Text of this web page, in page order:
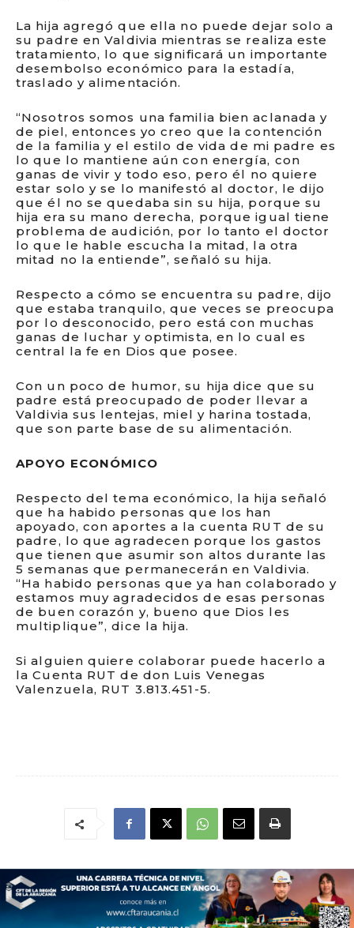
La hija agregó que ella no puede dejar solo a
su padre en Valdivia mientras se realiza este
tratamiento, lo que significará un importante
desembolso económico para la estadía,
traslado y alimentación.
“Nosotros somos una familia bien aclanada y
de piel, entonces yo creo que la contención
de la familia y el estilo de vida de mi padre es
lo que lo mantiene aún con energía, con
ganas de vivir y todo eso, pero él no quiere
estar solo y se lo manifestó al doctor, le dijo
que él no se quedaba sin su hija, porque su
hija era su mano derecha, porque igual tiene
problema de audición, por lo tanto el doctor
lo que le hable escucha la mitad, la otra
mitad no la entiende”, señaló su hija.
Respecto a cómo se encuentra su padre, dijo
que estaba tranquilo, que veces se preocupa
por lo desconocido, pero está con muchas
ganas de luchar y optimista, en lo cual es
central la fe en Dios que posee.
Con un poco de humor, su hija dice que su
padre está preocupado de poder llevar a
Valdivia sus lentejas, miel y harina tostada,
que son parte base de su alimentación.
APOYO ECONÓMICO
Respecto del tema económico, la hija señaló
que ha habido personas que los han
apoyado, con aportes a la cuenta RUT de su
padre, lo que agradecen porque los gastos
que tienen que asumir son altos durante las
5 semanas que permanecerán en Valdivia.
“Ha habido personas que ya han colaborado y
estamos muy agradecidos de esas personas
de buen corazón y, bueno que Dios les
multiplique”, dice la hija.
Si alguien quiere colaborar puede hacerlo a
la Cuenta RUT de don Luis Venegas
Valenzuela, RUT 3.813.451-5.